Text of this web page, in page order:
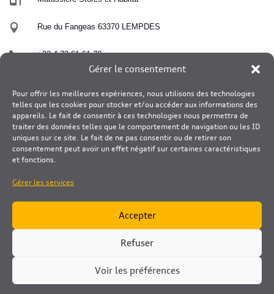
Gérer le consentement
Pour offrir les meilleures expériences, nous utilisons des technologies
telles que les cookies pour stocker et/ou accéder aux informations des
appareils. Le fait de consentir à ces technologies nous permettra de
traiter des données telles que le comportement de navigation ou les ID
uniques sur ce site. Le fait de ne pas consentir ou de retirer son
consentement peut avoir un effet négatif sur certaines caractéristiques
et fonctions.
Gérer les services
Accepter
Refuser
Voir les préférences
 Rue du Fangeas 63370 LEMPDES
 +33 4 73 61 61 70
Copyright © 2025 Matussiere S&H By